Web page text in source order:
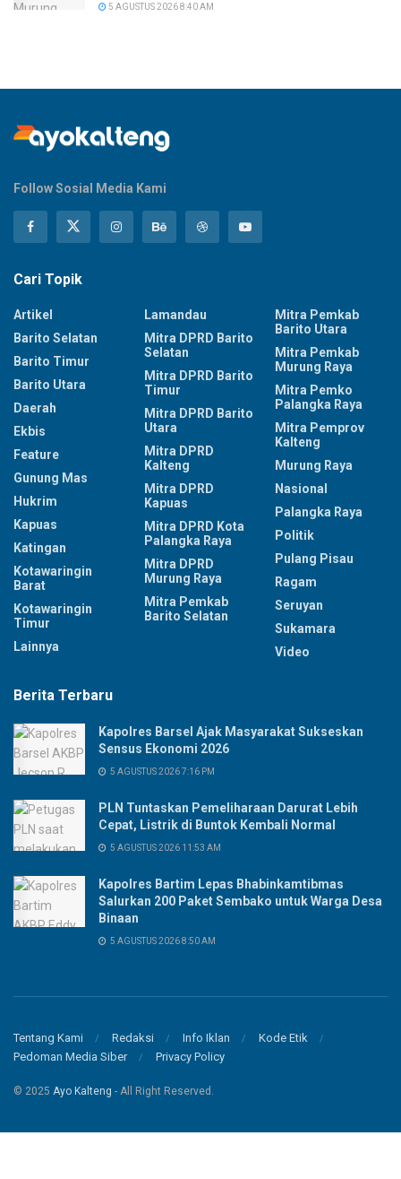
5 AGUSTUS 2026 8:40 AM
Follow Sosial Media Kami
Cari Topik
Artikel
Barito Selatan
Barito Timur
Barito Utara
Daerah
Ekbis
Feature
Gunung Mas
Hukrim
Kapuas
Katingan
Kotawaringin
Barat
Kotawaringin
Timur
Lainnya
Lamandau
Mitra DPRD Barito
Selatan
Mitra DPRD Barito
Timur
Mitra DPRD Barito
Utara
Mitra DPRD
Kalteng
Mitra DPRD
Kapuas
Mitra DPRD Kota
Palangka Raya
Mitra DPRD
Murung Raya
Mitra Pemkab
Barito Selatan
Mitra Pemkab
Barito Utara
Mitra Pemkab
Murung Raya
Mitra Pemko
Palangka Raya
Mitra Pemprov
Kalteng
Murung Raya
Nasional
Palangka Raya
Politik
Pulang Pisau
Ragam
Seruyan
Sukamara
Video
Berita Terbaru
Kapolres Barsel Ajak Masyarakat Sukseskan
Sensus Ekonomi 2026
5 AGUSTUS 2026 7:16 PM
PLN Tuntaskan Pemeliharaan Darurat Lebih
Cepat, Listrik di Buntok Kembali Normal
5 AGUSTUS 2026 11:53 AM
Kapolres Bartim Lepas Bhabinkamtibmas
Salurkan 200 Paket Sembako untuk Warga Desa
Binaan
5 AGUSTUS 2026 8:50 AM
Tentang Kami Redaksi Info Iklan
Kode Etik
Pedoman Media Siber
Privacy Policy
© 2025 Ayo Kalteng - All Right Reserved.